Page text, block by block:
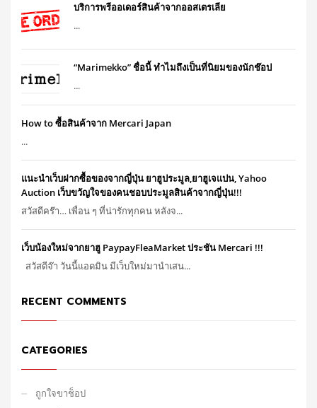
บริการพรีออเดอร์สินค้าจากออสเตรเลีย
...
“Marimekko” ชื่อนี้ ทำไมถึงเป็นที่นิยมของนักช๊อป
...
How to ซื้อสินค้าจาก Mercari Japan
...
แนะนำเว็บฝากซื้อของจากญี่ปุ่น ยาฮูประมูล,ยาฮูเจแปน, Yahoo
Auction เว็บขวัญใจของคนชอบประมูลสินค้าจากญี่ปุ่น!!!
สวัสดีคร๊า… เพื่อน ๆ ที่น่ารักทุกคน หลังจ...
เว็บน้องใหม่จากยาฮู PaypayFleaMarket ประชัน Mercari !!!
สวัสดีจ๊า วันนี้แอดมิน มีเว็บใหม่มานำเสน...
RECENT COMMENTS
CATEGORIES
ถูกใจขาช็อป